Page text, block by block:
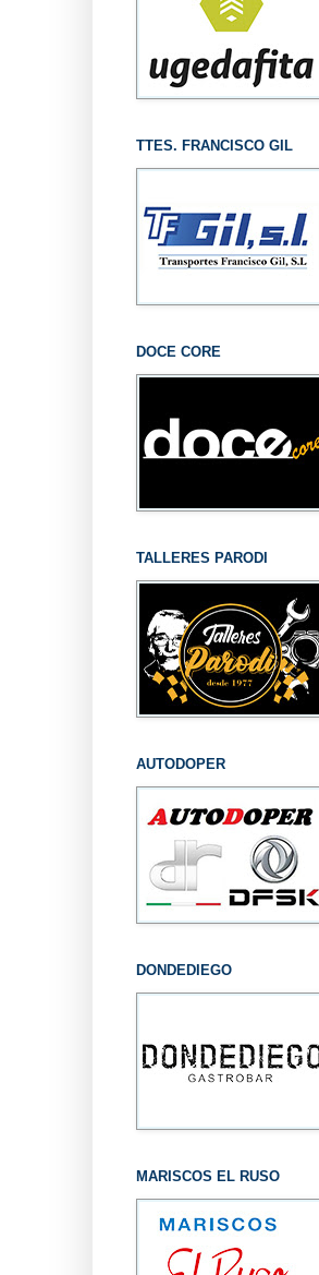
TTES. FRANCISCO GIL
DOCE CORE
TALLERES PARODI
AUTODOPER
DONDEDIEGO
MARISCOS EL RUSO